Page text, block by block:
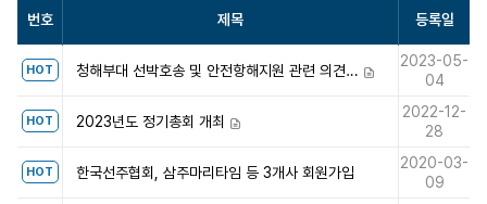
번호 제목 등록일
HOT 청해부대 선박호송 및 안전항해지원 관련 의견 조사 첨부파일
2023-05-
04
HOT 2023년도 정기총회 개최 첨부파일
2022-12-
28
HOT 한국선주협회, 삼주마리타임 등 3개사 회원가입
2020-03-
09